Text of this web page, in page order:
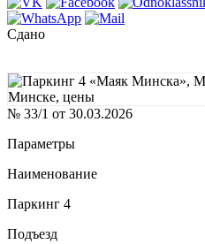
Сдано
№ 33/1 от 30.03.2026
Параметры
Наименование
Паркинг 4
Подъезд